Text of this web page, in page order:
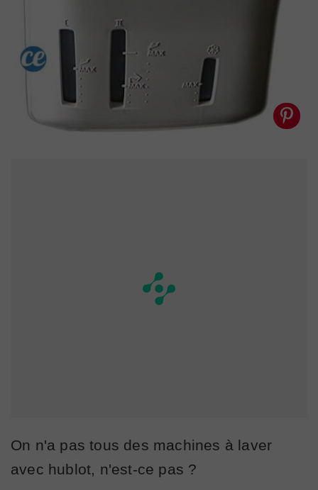
On n'a pas tous des machines à laver
avec hublot, n'est-ce pas ?